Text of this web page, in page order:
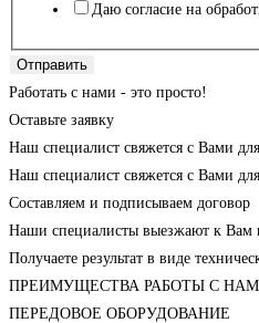
Даю согласие на
Отправить
Работать с нами - это просто!
Оставьте заявку
Наш специалист свяжется с Вами
Наш специалист свяжется с Вами
Составляем и подписываем договор
Наши специалисты выезжают к Вам
Получаете результат в виде
ПРЕИМУЩЕСТВА РАБОТЫ С
ПЕРЕДОВОЕ ОБОРУДОВАНИЕ